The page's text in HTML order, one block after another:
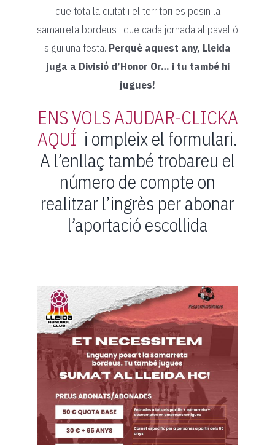
que tota la ciutat i el territori es posin la
samarreta bordeus i que cada jornada al pavelló
sigui una festa. Perquè aquest any, Lleida
juga a Divisió d’Honor Or… i tu també hi
jugues!
ENS VOLS AJUDAR-CLICKA
AQUÍ i ompleix el formulari.
A l’enllaç també trobareu el
número de compte on
realitzar l’ingrès per abonar
l’aportació escollida